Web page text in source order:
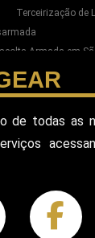
Terceirização de
Armada em
em SP
Para
Pessoal Vip
de todas as